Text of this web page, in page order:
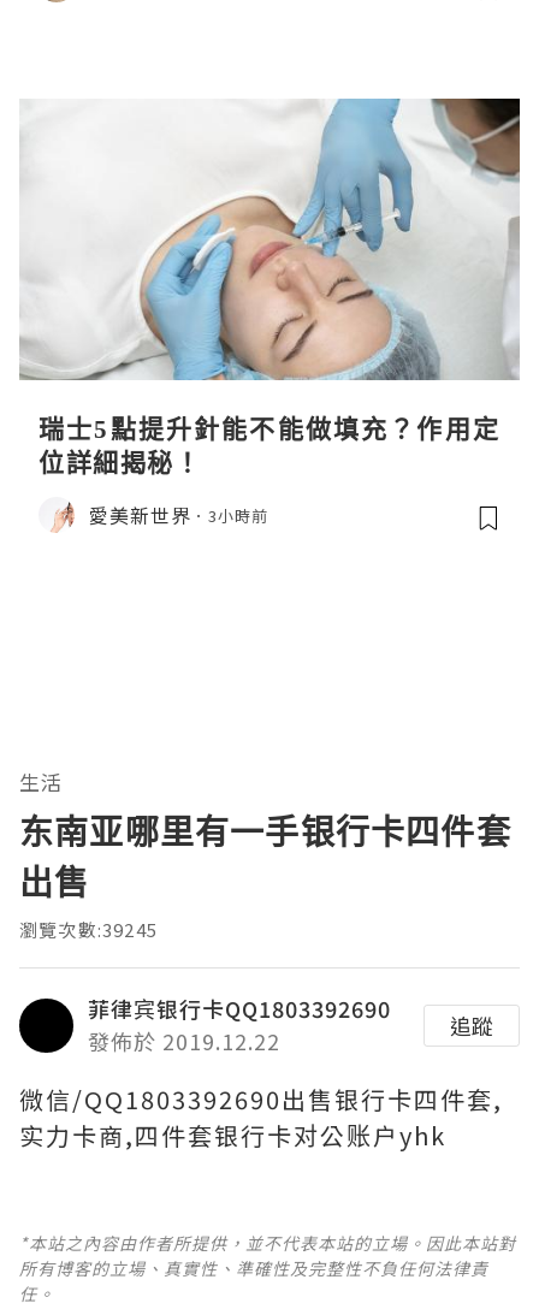
瑞士5點提升針能不能做填充？作用定
位詳細揭秘！
愛美新世界 3小時前
生活
东南亚哪里有一手银行卡四件套
出售
瀏覽次數:39245
菲律宾银行卡QQ1803392690
發佈於 2019.12.22
追蹤
微信/QQ1803392690出售银行卡四件套,
实力卡商,四件套银行卡对公账户yhk
*本站之內容由作者所提供，並不代表本站的立場。因此本站對
所有博客的立場、真實性、準確性及完整性不負任何法律責
任。